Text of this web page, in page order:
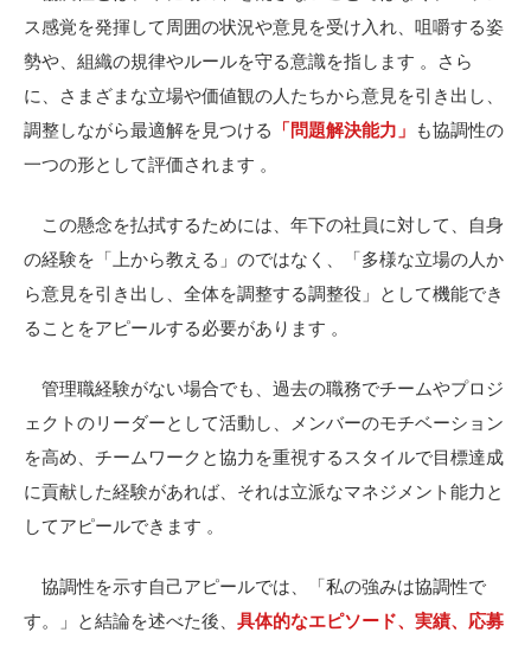
ス感覚を発揮して周囲の状況や意見を受け入れ、咀嚼する姿
勢や、組織の規律やルールを守る意識を指します 。さら
に、さまざまな立場や価値観の人たちから意見を引き出し、
調整しながら最適解を見つける
「問題解決能力」
も協調性の
一つの形として評価されます 。
この懸念を払拭するためには、年下の社員に対して、自身
の経験を「上から教える」のではなく、「多様な立場の人か
ら意見を引き出し、全体を調整する調整役」として機能でき
ることをアピールする必要があります 。
管理職経験がない場合でも、過去の職務でチームやプロジ
ェクトのリーダーとして活動し、メンバーのモチベーション
を高め、チームワークと協力を重視するスタイルで目標達成
に貢献した経験があれば、それは立派なマネジメント能力と
してアピールできます 。
協調性を示す自己アピールでは、「私の強みは協調性で
す。」と結論を述べた後、 具体的なエピソード、実績、応募